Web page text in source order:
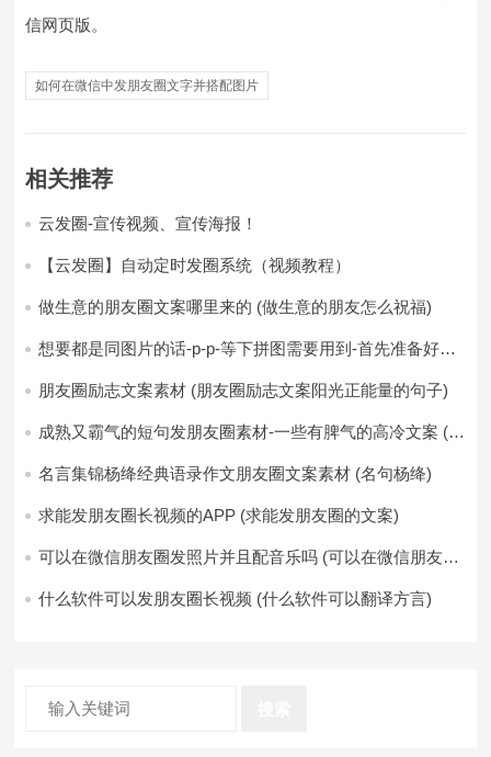
信网页版。
如何在微信中发朋友圈文字并搭配图片
相关推荐
云发圈-宣传视频、宣传海报！
【云发圈】自动定时发圈系统（视频教程）
做生意的朋友圈文案哪里来的 (做生意的朋友怎么祝福)
想要都是同图片的话-p-p-等下拼图需要用到-首先准备好最
片-如果想要图片都不同得话-1-p-可以准备好45张的不同图
朋友圈励志文案素材 (朋友圈励志文案阳光正能量的句子)
成熟又霸气的短句发朋友圈素材-一些有脾气的高冷文案 (成
名言集锦杨绛经典语录作文朋友圈文案素材 (名句杨绛)
求能发朋友圈长视频的APP (求能发朋友圈的文案)
可以在微信朋友圈发照片并且配音乐吗 (可以在微信朋友圈
什么软件可以发朋友圈长视频 (什么软件可以翻译方言)